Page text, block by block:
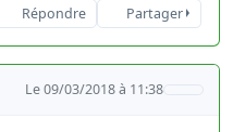
Répondre Partager
Le 09/03/2018 à 11:38